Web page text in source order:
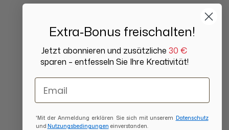
Extra‑Bonus freischalten!
Jetzt abonnieren und zusätzliche 30 €
sparen – entfesseln Sie Ihre Kreativität!
Email
*Mit der Anmeldung erklären Sie sich mit unserem Datenschutz
und Nutzungsbedingungen einverstanden.